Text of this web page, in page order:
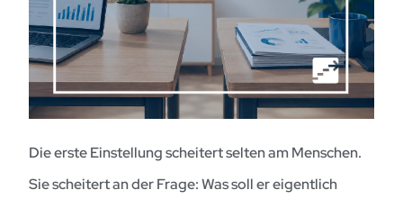
Die erste Einstellung scheitert selten am Menschen.
Sie scheitert an der Frage: Was soll er eigentlich